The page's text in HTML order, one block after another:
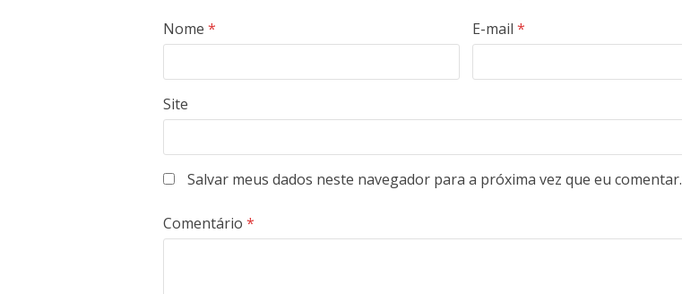
Nome * E-mail *
Site
Salvar meus dados neste navegador para a próxima vez que eu comentar.
Comentário *